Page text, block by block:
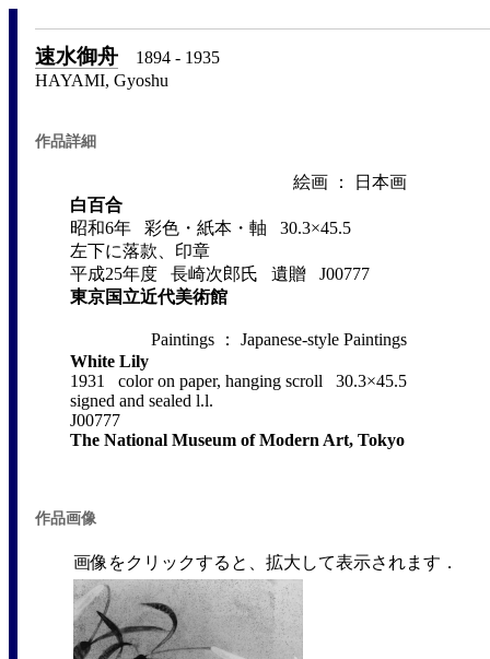
速水御舟 1894 - 1935
HAYAMI, Gyoshu
作品詳細
絵画 ： 日本画
白百合
昭和6年 彩色・紙本・軸 30.3×45.5
左下に落款、印章
平成25年度 長崎次郎氏 遺贈 J00777
東京国立近代美術館
Paintings ： Japanese-style Paintings
White Lily
1931 color on paper, hanging scroll 30.3×45.5
signed and sealed l.l.
J00777
The National Museum of Modern Art, Tokyo
作品画像
画像をクリックすると、拡大して表示されます．